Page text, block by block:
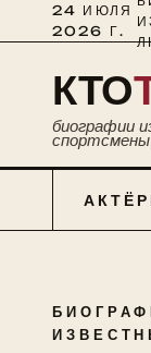
24 ИЮЛЯ
2026 Г.
КТО
биографии